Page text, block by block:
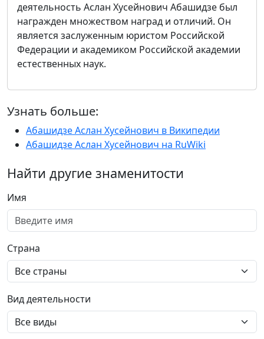
деятельность Аслан Хусейнович Абашидзе был
награжден множеством наград и отличий. Он
является заслуженным юристом Российской
Федерации и академиком Российской академии
естественных наук.
Узнать больше:
Абашидзе Аслан Хусейнович в Википедии
Абашидзе Аслан Хусейнович на RuWiki
Найти другие знаменитости
Имя
Страна
Вид деятельности